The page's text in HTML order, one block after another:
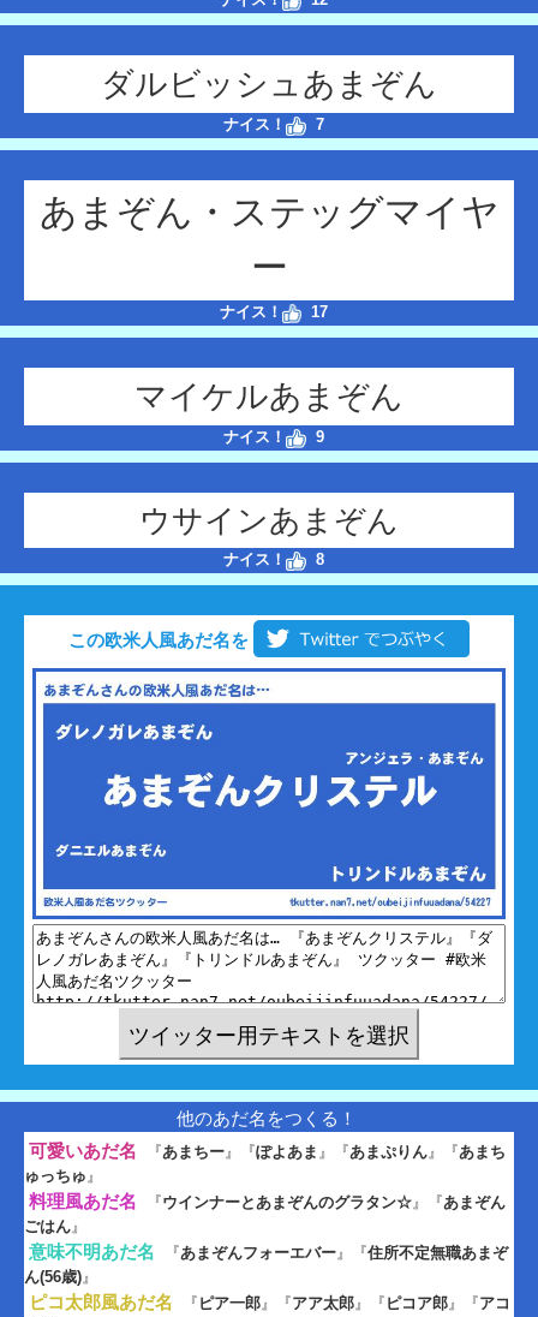
ダルビッシュあまぞん
ナイス！ 7
あまぞん・ステッグマイヤ
ー
ナイス！ 17
マイケルあまぞん
ナイス！ 9
ウサインあまぞん
ナイス！ 8
この欧米人風あだ名を
他のあだ名をつくる！
可愛いあだ名
『あまちー』『ぽよあま 』『あまぷりん』『あまち
ゅっちゅ』
料理風あだ名 『ウインナーとあまぞんのグラタン☆』『あまぞん
ごはん』
意味不明あだ名 『あまぞんフォーエバー』『住所不定無職あまぞ
ん(56歳)』
ピコ太郎風あだ名 『 ピア一郎』『アア太郎』『 ピコア郎』『アコ